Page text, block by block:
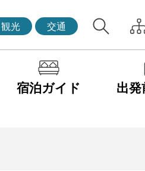
観光 交通
宿泊ガイド 出発